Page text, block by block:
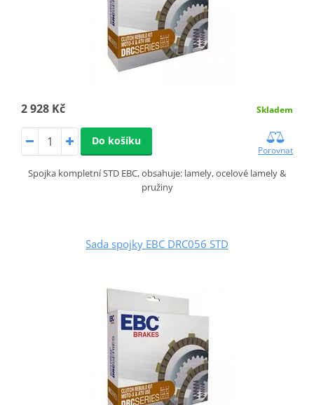
2 928 Kč Skladem
Do košíku
Porovnat
Spojka kompletní STD EBC, obsahuje: lamely, ocelové lamely &
pružiny
Sada spojky EBC DRC056 STD